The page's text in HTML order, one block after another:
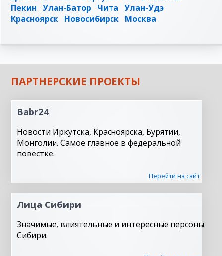
Пекин Улан-Батор Чита Улан-Удэ
Красноярск Новосибирск Москва
ПАРТНЕРСКИЕ ПРОЕКТЫ
Babr24
Новости Иркутска, Красноярска, Бурятии,
Монголии. Самое главное в федеральной
повестке.
Перейти на сайт
Лица Сибири
Значимые, влиятельные и интересные персоны
Сибири.